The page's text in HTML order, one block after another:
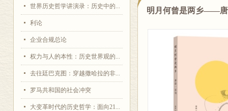
世界历史哲学讲演录：历史中的...
利论
企业合规总论
权力与人的本性：历史世界观的...
去往廷巴克图：穿越撒哈拉的非...
罗马共和国的社会冲突
大变革时代的历史哲学：面向21...
明月何曾是两乡——